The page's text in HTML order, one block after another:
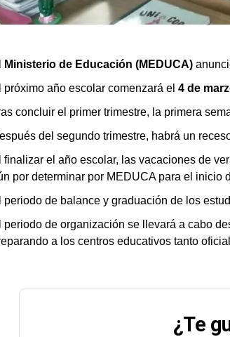
Ministerio de Educación (MEDUCA)
próximo año escolar comenzará el 4 de
concluir el primer trimestre, la primera
del segundo trimestre, habrá un
finalizar el año escolar, las vacaciones de
por determinar por MEDUCA para el inicio
periodo de balance y graduación de los
periodo de organización se llevará a cabo
a los centros educativos tanto
¿Te